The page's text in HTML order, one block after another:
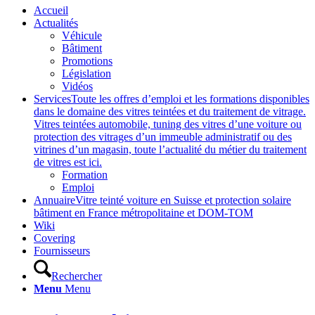
Accueil
Actualités
Véhicule
Bâtiment
Promotions
Législation
Vidéos
ServicesToute les offres d’emploi et les formations disponibles
dans le domaine des vitres teintées et du traitement de vitrage.
Vitres teintées automobile, tuning des vitres d’une voiture ou
protection des vitrages d’un immeuble administratif ou des
vitrines d’un magasin, toute l’actualité du métier du traitement
de vitres est ici.
Formation
Emploi
AnnuaireVitre teinté voiture en Suisse et protection solaire
bâtiment en France métropolitaine et DOM-TOM
Wiki
Covering
Fournisseurs
Rechercher
Menu Menu